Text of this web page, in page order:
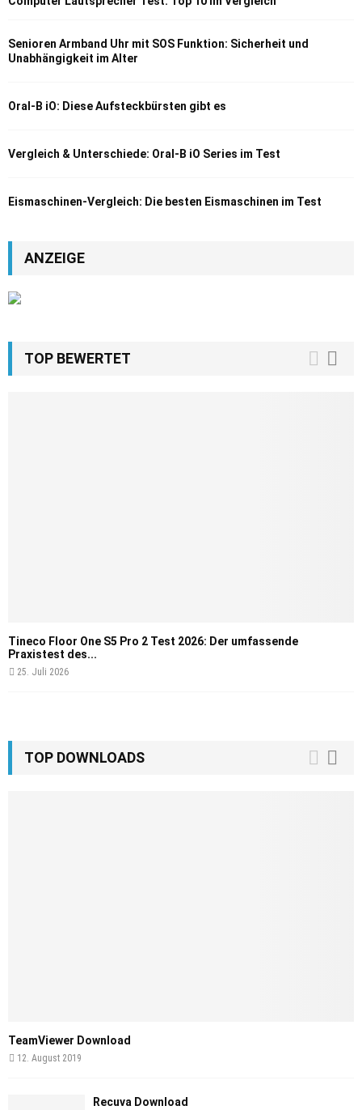
Senioren Armband Uhr mit SOS Funktion: Sicherheit und
Unabhängigkeit im Alter
Oral-B iO: Diese Aufsteckbürsten gibt es
Vergleich & Unterschiede: Oral-B iO Series im Test
Eismaschinen-Vergleich: Die besten Eismaschinen im Test
ANZEIGE
TOP BEWERTET
Tineco Floor One S5 Pro 2 Test 2026: Der umfassende
Praxistest des...
25. Juli 2026
TOP DOWNLOADS
TeamViewer Download
12. August 2019
Recuva Download